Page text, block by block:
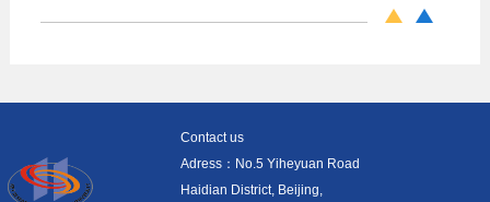
Contact us
Adress：No.5 Yiheyuan Road
Haidian District, Beijing,